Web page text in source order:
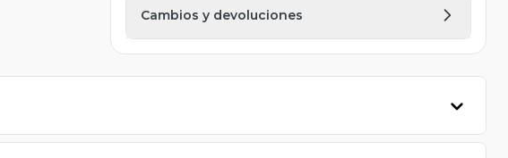
Cambios y devoluciones